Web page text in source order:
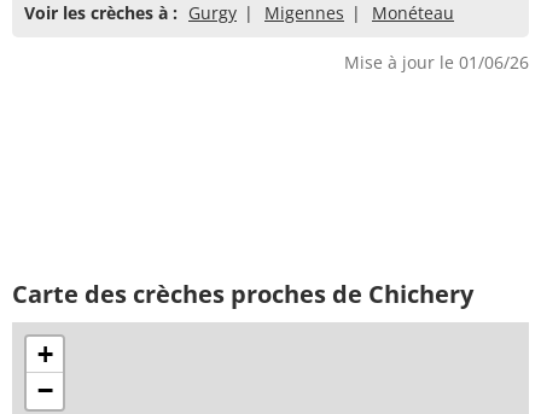
Voir les crèches à : Gurgy Migennes Monéteau
Mise à jour le 01/06/26
Carte des crèches proches de Chichery
+
−